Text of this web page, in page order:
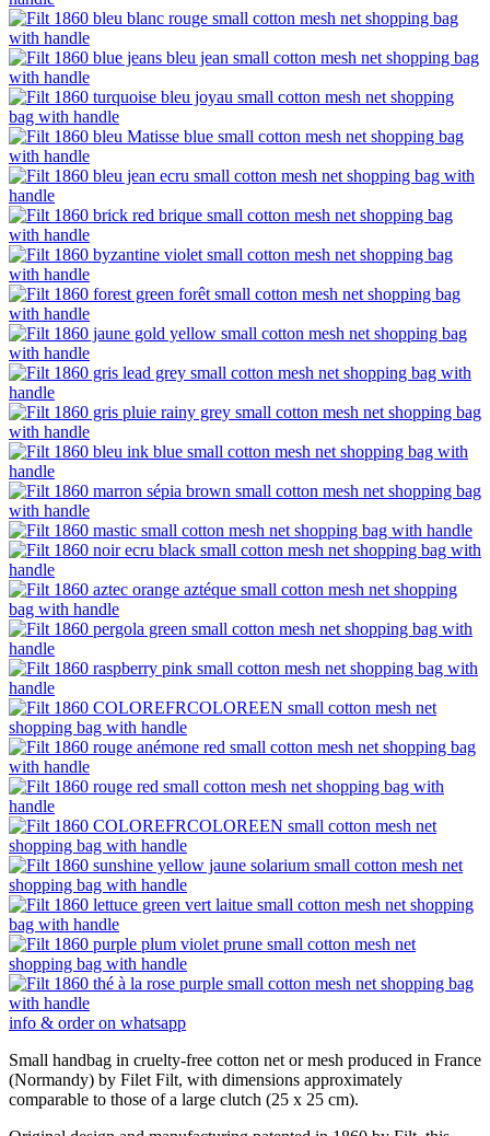
info & order on whatsapp
Small handbag in cruelty-free cotton net or mesh produced in France
(Normandy) by Filet Filt, with dimensions approximately
comparable to those of a large clutch (25 x 25 cm).